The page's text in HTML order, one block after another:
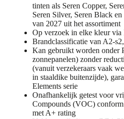
tinten als Seren Copper,
Seren Silver, Seren Black
van 2027 uit het assortiment
Op verzoek in elke kleur
Brandclassificatie van A2-
Kan gebruikt worden onder
zonnepanelen) zonder
(vanuit verzekeraars vaak
in staaldike buitenzijde),
Elements serie
Onafhankelijk getest voor
Compounds (VOC)
met A+ rating